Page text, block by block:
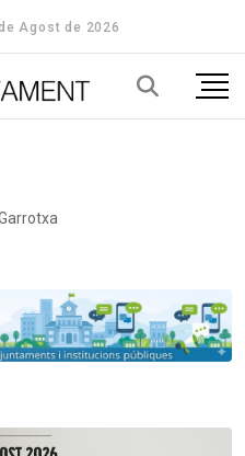
Agost de 2026
Garrotxa